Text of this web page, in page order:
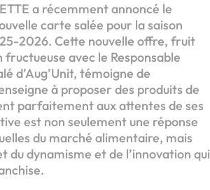
a récemment annoncé le
carte salée pour la saison
2026. Cette nouvelle offre, fruit
fructueuse avec le Responsable
d’Aug’Unit, témoigne de
à proposer des produits de
parfaitement aux attentes de ses
est non seulement une réponse
du marché alimentaire, mais
du dynamisme et de l’innovation qui